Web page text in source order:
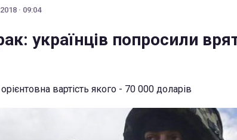
· 09:04
українців попросили
вартість якого - 70 000 доларів